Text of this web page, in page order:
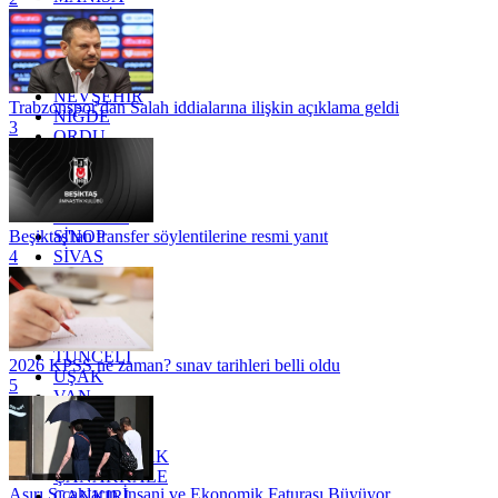
MARDİN
MERSİN
MUĞLA
MUŞ
NEVŞEHİR
NİĞDE
ORDU
OSMANİYE
RİZE
SAKARYA
SİNOP
SİVAS
SİİRT
TEKİRDAĞ
TOKAT
TRABZON
TUNCELİ
UŞAK
VAN
YALOVA
YOZGAT
ZONGULDAK
ÇANAKKALE
Trabzonspor'dan Salah iddialarına ilişkin açıklama geldi
3
Beşiktaş'tan transfer söylentilerine resmi yanıt
4
2026 KPSS ne zaman? sınav tarihleri belli oldu
5